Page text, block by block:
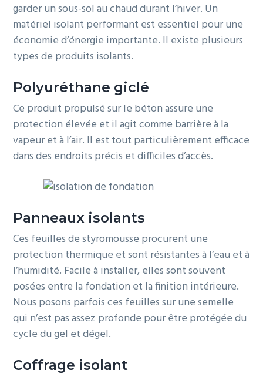
garder un sous-sol au chaud durant l’hiver. Un
matériel isolant performant est essentiel pour une
économie d’énergie importante. Il existe plusieurs
types de produits isolants.
Polyuréthane giclé
Ce produit propulsé sur le béton assure une
protection élevée et il agit comme barrière à la
vapeur et à l’air. Il est tout particulièrement efficace
dans des endroits précis et difficiles d’accès.
Panneaux isolants
Ces feuilles de styromousse procurent une
protection thermique et sont résistantes à l’eau et à
l’humidité. Facile à installer, elles sont souvent
posées entre la fondation et la finition intérieure.
Nous posons parfois ces feuilles sur une semelle
qui n’est pas assez profonde pour être protégée du
cycle du gel et dégel.
Coffrage isolant